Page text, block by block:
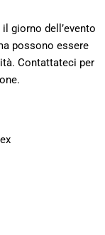
giorno dell’evento
possono essere
Contattateci per